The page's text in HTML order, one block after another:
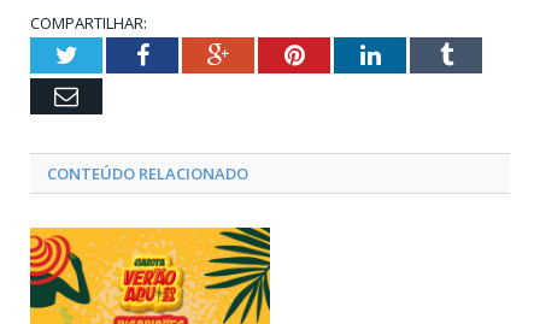
COMPARTILHAR:
TwitterFacebookGoogle+PinterestLinkedInTumblr
Email
CONTEÚDO RELACIONADO